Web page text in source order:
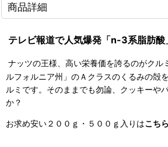
商品詳細
テレビ報道で人気爆発「n-3系脂肪酸
ナッツの王様、高い栄養価を誇るのがクル
ルフォルニア州」のＡクラスのくるみの殻
ルミです。そのままでも勿論、クッキーや
か？
お求め安い２００ｇ・５００ｇ入りはこちら